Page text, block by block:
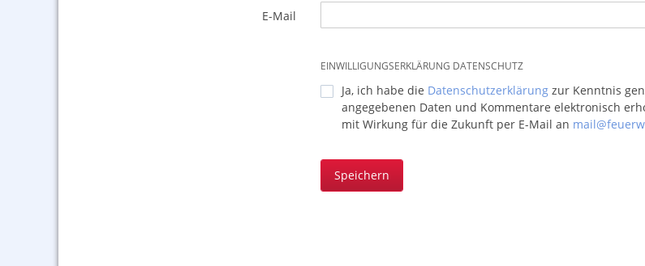
E-Mail
EINWILLIGUNGSERKLÄRUNG DATENSCHUTZ
Ja, ich habe die Datenschutzerklärungzur Kenntnis
angegebenen Daten und Kommentare elektronisch
mit Wirkung für die Zukunft per E-Mail an
Speichern